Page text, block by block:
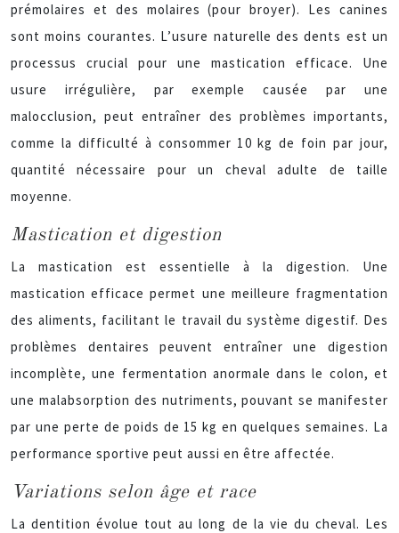
prémolaires et des molaires (pour broyer). Les canines
sont moins courantes. L’usure naturelle des dents est un
processus crucial pour une mastication efficace. Une
usure irrégulière, par exemple causée par une
malocclusion, peut entraîner des problèmes importants,
comme la difficulté à consommer 10 kg de foin par jour,
quantité nécessaire pour un cheval adulte de taille
moyenne.
Mastication et digestion
La mastication est essentielle à la digestion. Une
mastication efficace permet une meilleure fragmentation
des aliments, facilitant le travail du système digestif. Des
problèmes dentaires peuvent entraîner une digestion
incomplète, une fermentation anormale dans le colon, et
une malabsorption des nutriments, pouvant se manifester
par une perte de poids de 15 kg en quelques semaines. La
performance sportive peut aussi en être affectée.
Variations selon âge et race
La dentition évolue tout au long de la vie du cheval. Les